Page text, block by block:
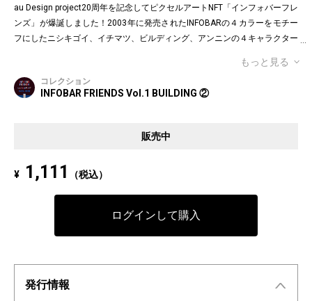
au Design project20周年を記念してピクセルアートNFT「インフォバーフレ
ンズ」が爆誕しました！2003年に発売されたINFOBARの４カラーをモチー
フにしたニシキゴイ、イチマツ、ビルディング、アンニンの４キャラクター
れていた懐かしの絵文字！第１弾は全て絵柄の異なるaDp20thロゴ入り特別
版です。「キャラクター×表情×背景色」の組み合わせパターンは3,200種類
♪あなたのお気に入りはどれですか？
Pixel art NFT "INFOBAR Friends" was created to commemorate the 20th a
3. The expressions on the INFOBAR FRIENDS' faces are nostalgic pictogra
mbination patterns of "character x expression x background color."
もっと見る
コレクション
INFOBAR FRIENDS Vol.1 BUILDING ②
販売中
¥ 1,111 （税込）
ログインして購入
発行情報